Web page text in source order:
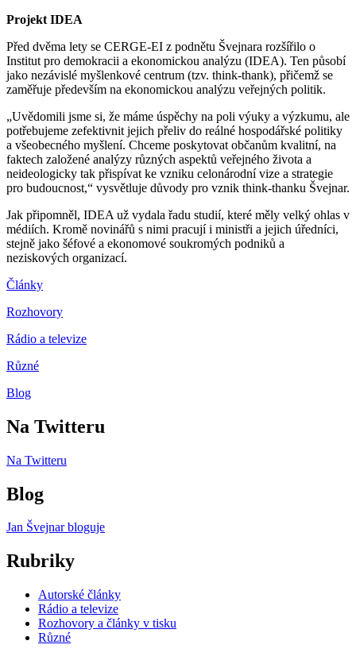
Projekt IDEA
Před dvěma lety se CERGE-EI z podnětu Švejnara rozšířilo o
Institut pro demokracii a ekonomickou analýzu (IDEA). Ten působí
jako nezávislé myšlenkové centrum (tzv. think-thank), přičemž se
zaměřuje především na ekonomickou analýzu veřejných politik.
„Uvědomili jsme si, že máme úspěchy na poli výuky a výzkumu, ale
potřebujeme zefektivnit jejich přeliv do reálné hospodářské politiky
a všeobecného myšlení. Chceme poskytovat občanům kvalitní, na
faktech založené analýzy různých aspektů veřejného života a
neideologicky tak přispívat ke vzniku celonárodní vize a strategie
pro budoucnost,“ vysvětluje důvody pro vznik think-thanku Švejnar.
Jak připomněl, IDEA už vydala řadu studií, které měly velký ohlas v
médiích. Kromě novinářů s nimi pracují i ministři a jejich úředníci,
stejně jako šéfové a ekonomové soukromých podniků a
neziskových organizací.
Články
Rozhovory
Rádio a televize
Různé
Blog
Na Twitteru
Na Twitteru
Blog
Jan Švejnar bloguje
Rubriky
Autorské články
Rádio a televize
Rozhovory a články v tisku
Různé